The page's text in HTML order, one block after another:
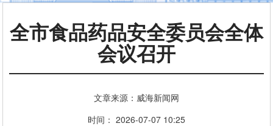
全市食品药品安全委员会全体
会议召开
文章来源：威海新闻网
时间： 2026-07-07 10:25